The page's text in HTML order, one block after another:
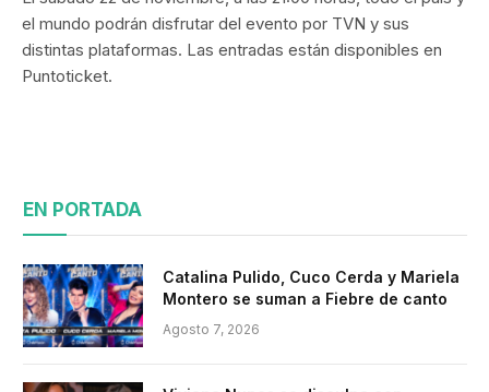
el mundo podrán disfrutar del evento por TVN y sus
distintas plataformas. Las entradas están disponibles en
Puntoticket.
EN PORTADA
Catalina Pulido, Cuco Cerda y Mariela
Montero se suman a Fiebre de canto
Agosto 7, 2026